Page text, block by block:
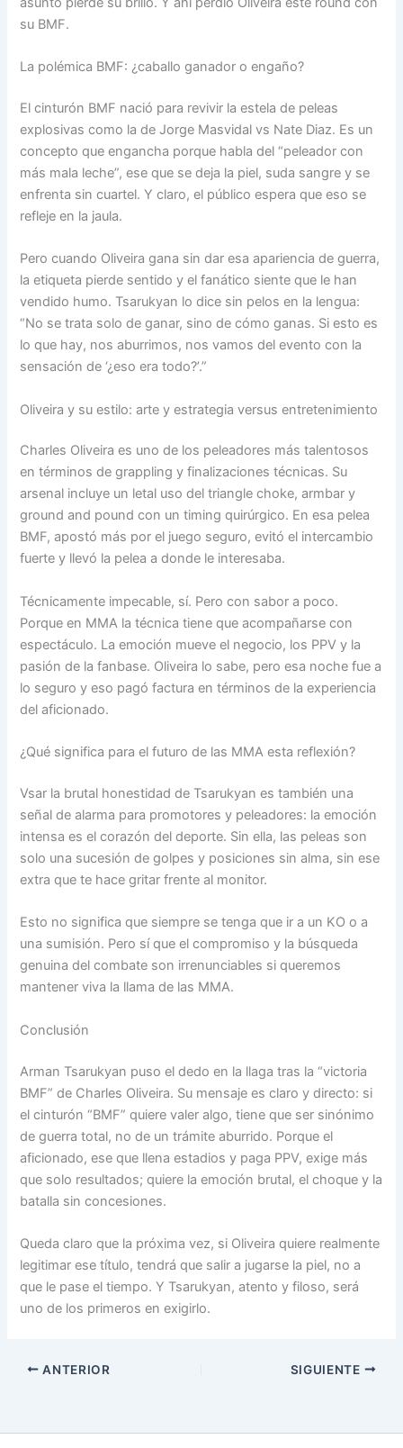
su BMF.
La polémica BMF: ¿caballo ganador o engaño?
El cinturón BMF nació para revivir la estela de peleas
explosivas como la de Jorge Masvidal vs Nate Diaz. Es un
concepto que engancha porque habla del “peleador con
más mala leche”, ese que se deja la piel, suda sangre y se
enfrenta sin cuartel. Y claro, el público espera que eso se
refleje en la jaula.
Pero cuando Oliveira gana sin dar esa apariencia de guerra,
la etiqueta pierde sentido y el fanático siente que le han
vendido humo. Tsarukyan lo dice sin pelos en la lengua:
“No se trata solo de ganar, sino de cómo ganas. Si esto es
lo que hay, nos aburrimos, nos vamos del evento con la
sensación de ‘¿eso era todo?’.”
Oliveira y su estilo: arte y estrategia versus entretenimiento
Charles Oliveira es uno de los peleadores más talentosos
en términos de grappling y finalizaciones técnicas. Su
arsenal incluye un letal uso del triangle choke, armbar y
ground and pound con un timing quirúrgico. En esa pelea
BMF, apostó más por el juego seguro, evitó el intercambio
fuerte y llevó la pelea a donde le interesaba.
Técnicamente impecable, sí. Pero con sabor a poco.
Porque en MMA la técnica tiene que acompañarse con
espectáculo. La emoción mueve el negocio, los PPV y la
pasión de la fanbase. Oliveira lo sabe, pero esa noche fue a
lo seguro y eso pagó factura en términos de la experiencia
del aficionado.
¿Qué significa para el futuro de las MMA esta reflexión?
Vsar la brutal honestidad de Tsarukyan es también una
señal de alarma para promotores y peleadores: la emoción
intensa es el corazón del deporte. Sin ella, las peleas son
solo una sucesión de golpes y posiciones sin alma, sin ese
extra que te hace gritar frente al monitor.
Esto no significa que siempre se tenga que ir a un KO o a
una sumisión. Pero sí que el compromiso y la búsqueda
genuina del combate son irrenunciables si queremos
mantener viva la llama de las MMA.
Conclusión
Arman Tsarukyan puso el dedo en la llaga tras la “victoria
BMF” de Charles Oliveira. Su mensaje es claro y directo: si
el cinturón “BMF” quiere valer algo, tiene que ser sinónimo
de guerra total, no de un trámite aburrido. Porque el
aficionado, ese que llena estadios y paga PPV, exige más
que solo resultados; quiere la emoción brutal, el choque y la
batalla sin concesiones.
Queda claro que la próxima vez, si Oliveira quiere realmente
legitimar ese título, tendrá que salir a jugarse la piel, no a
que le pase el tiempo. Y Tsarukyan, atento y filoso, será
uno de los primeros en exigirlo.
ANTERIOR SIGUIENTE